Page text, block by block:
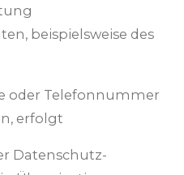
beispielsweise des
oder Telefonnummer
erfolgt
Datenschutz-